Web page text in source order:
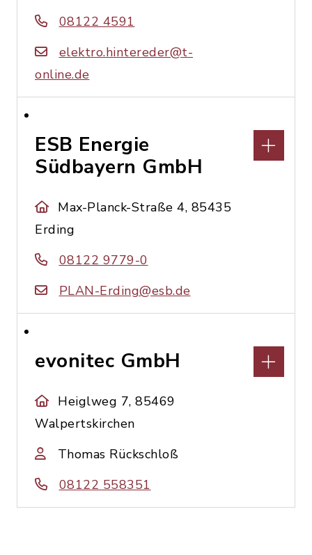
08122 4591
elektro.hintereder@t-
online.de
ESB Energie
Südbayern GmbH
Max-Planck-Straße 4, 85435
Erding
08122 9779-0
PLAN-Erding@esb.de
evonitec GmbH
Heiglweg 7, 85469
Walpertskirchen
Thomas Rückschloß
08122 558351